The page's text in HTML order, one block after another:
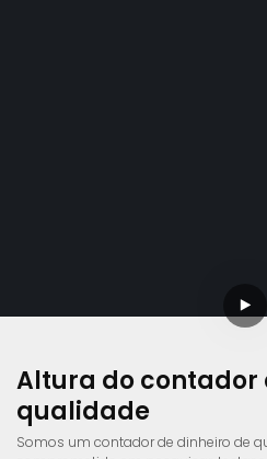
Altura do contador
qualidade
Somos um contador de dinheiro de